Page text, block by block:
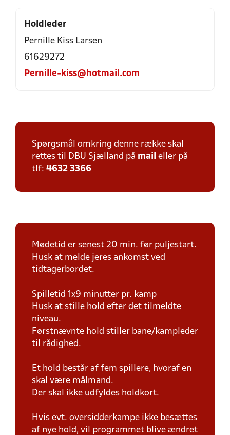
Holdleder
Pernille Kiss Larsen
61629272
Pernille-kiss@hotmail.com
Spørgsmål omkring denne række skal
rettes til DBU Sjælland på mail eller på
tlf: 4632 3366
Mødetid er senest 20 min. før puljestart.
Husk at melde jeres ankomst ved
tidtagerbordet.
Spilletid 1x9 minutter pr. kamp
Husk at stille hold efter det tilmeldte
niveau.
Førstnævnte hold stiller bane/kampleder
til rådighed.
Et hold består af fem spillere, hvoraf en
skal være målmand.
Der skal ikke udfyldes holdkort.
Hvis evt. oversidderkampe ikke besættes
af nye hold, vil programmet blive ændret